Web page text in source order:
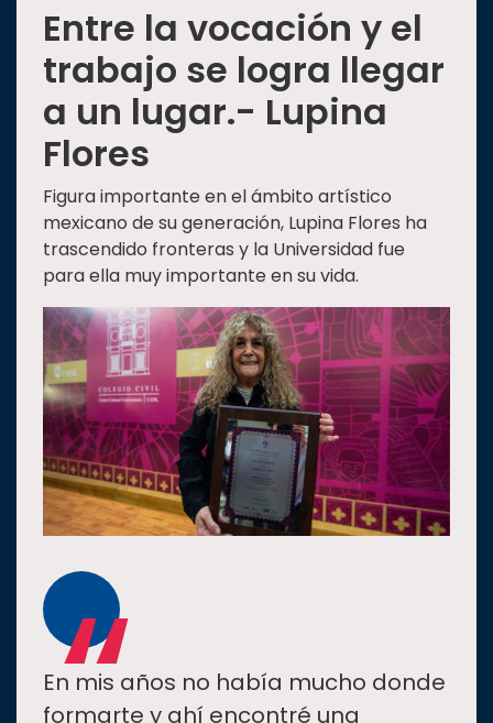
Entre la vocación y el
trabajo se logra llegar
a un lugar.- Lupina
Flores
Figura importante en el ámbito artístico
mexicano de su generación, Lupina Flores ha
trascendido fronteras y la Universidad fue
para ella muy importante en su vida.
En mis años no había mucho donde
formarte y ahí encontré una